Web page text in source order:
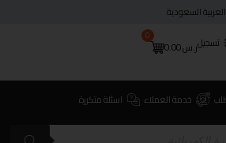
السعودية
تسجيلر.س0.00
0
خدمة العملاء اسئلة متكررة